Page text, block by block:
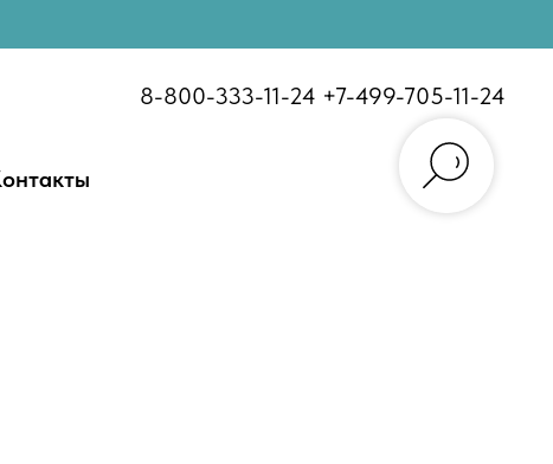
8-800-333-11-24 +7-499-705-11-24